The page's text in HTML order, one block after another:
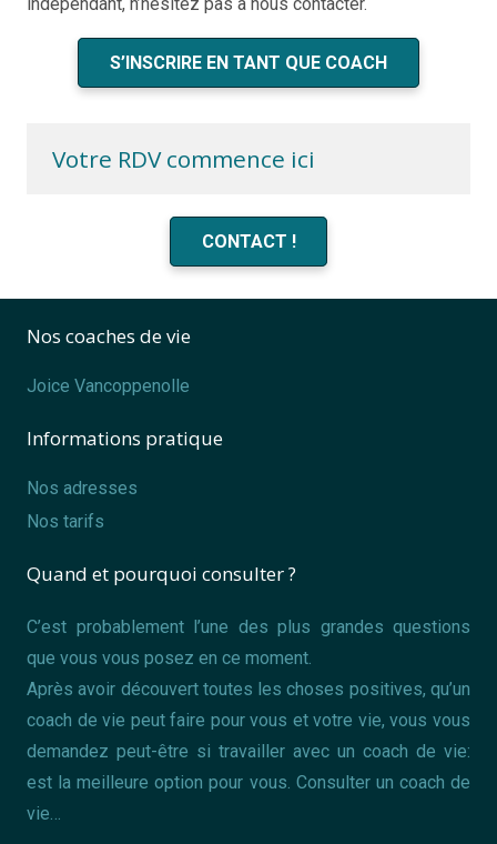
S’INSCRIRE EN TANT QUE COACH
Votre RDV commence ici
CONTACT !
Nos coaches de vie
Joice Vancoppenolle
Informations pratique
Nos adresses
Nos tarifs
Quand et pourquoi consulter ?
C’est probablement l’une des plus grandes questions
que vous vous posez en ce moment.
Après avoir découvert toutes les choses positives, qu’un
coach de vie peut faire pour vous et votre vie, vous vous
demandez peut-être si travailler avec un coach de vie:
est la meilleure option pour vous. Consulter un coach de
vie…